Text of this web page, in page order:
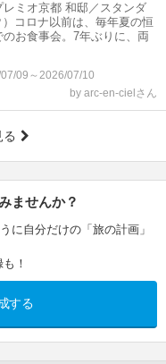
レミオ京都 和邸／スタンダ
コロナ以前は、毎年夏の恒
お食事会。7年ぶりに、両
09～2026/07/10
by arc-en-cielさん
ませんか？
に自分だけの「旅の計画」
！
する